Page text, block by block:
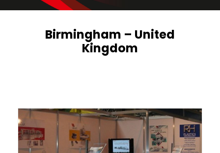
DOWNLOAD
ITALIANO
Birmingham – United
Kingdom